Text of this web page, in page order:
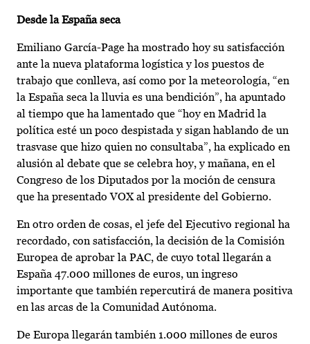
Desde la España seca
Emiliano García-Page ha mostrado hoy su satisfacción
ante la nueva plataforma logística y los puestos de
trabajo que conlleva, así como por la meteorología, “en
la España seca la lluvia es una bendición”, ha apuntado
al tiempo que ha lamentado que “hoy en Madrid la
política esté un poco despistada y sigan hablando de un
trasvase que hizo quien no consultaba”, ha explicado en
alusión al debate que se celebra hoy, y mañana, en el
Congreso de los Diputados por la moción de censura
que ha presentado VOX al presidente del Gobierno.
En otro orden de cosas, el jefe del Ejecutivo regional ha
recordado, con satisfacción, la decisión de la Comisión
Europea de aprobar la PAC, de cuyo total llegarán a
España 47.000 millones de euros, un ingreso
importante que también repercutirá de manera positiva
en las arcas de la Comunidad Autónoma.
De Europa llegarán también 1.000 millones de euros